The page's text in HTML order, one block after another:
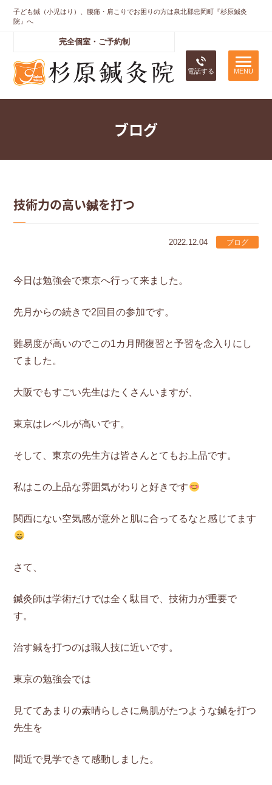
子ども鍼（小児はり）、腰痛・肩こりでお困りの方は泉北郡忠岡町『杉原鍼灸
院』へ
完全個室・ご予約制
電話する
ブログ
技術力の高い鍼を打つ
2022.12.04 ブログ
今日は勉強会で東京へ行って来ました。
先月からの続きで2回目の参加です。
難易度が高いのでこの1カ月間復習と予習を念入りにし
てました。
大阪でもすごい先生はたくさんいますが、
東京はレベルが高いです。
そして、東京の先生方は皆さんとてもお上品です。
私はこの上品な雰囲気がわりと好きです
関西にない空気感が意外と肌に合ってるなと感じてます
さて、
鍼灸師は学術だけでは全く駄目で、技術力が重要で
す。
治す鍼を打つのは職人技に近いです。
東京の勉強会では
見ててあまりの素晴らしさに鳥肌がたつような鍼を打つ
先生を
間近で見学できて感動しました。